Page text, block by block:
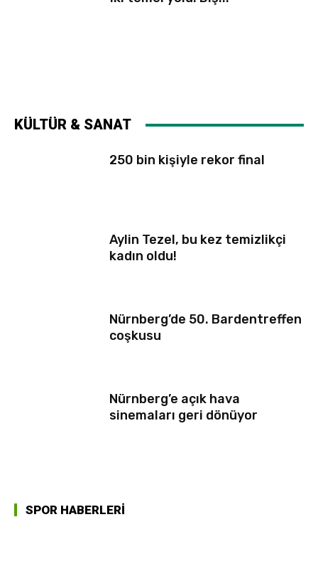
KÜLTÜR & SANAT
250 bin kişiyle rekor final
Aylin Tezel, bu kez temizlikçi
kadın oldu!
Nürnberg’de 50. Bardentreffen
coşkusu
Nürnberg’e açık hava
sinemaları geri dönüyor
SPOR HABERLERİ